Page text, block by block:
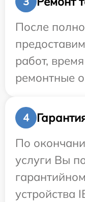
После
работ,
ремонтные
4
По
услуги Вы
устройства